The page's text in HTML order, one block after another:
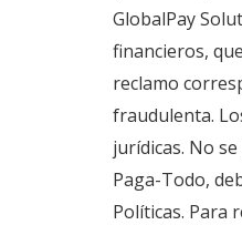
GlobalPay
financieros,
reclamo
fraudulenta.
jurídicas. No
Paga-Todo,
Políticas. Para